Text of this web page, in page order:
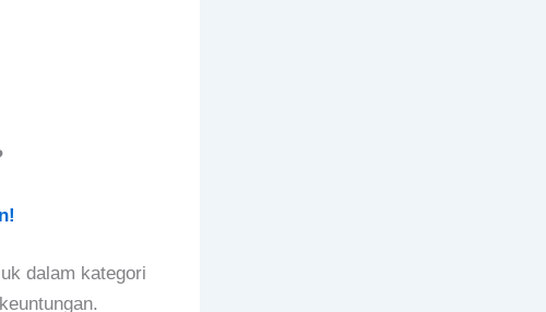
dalam kategori